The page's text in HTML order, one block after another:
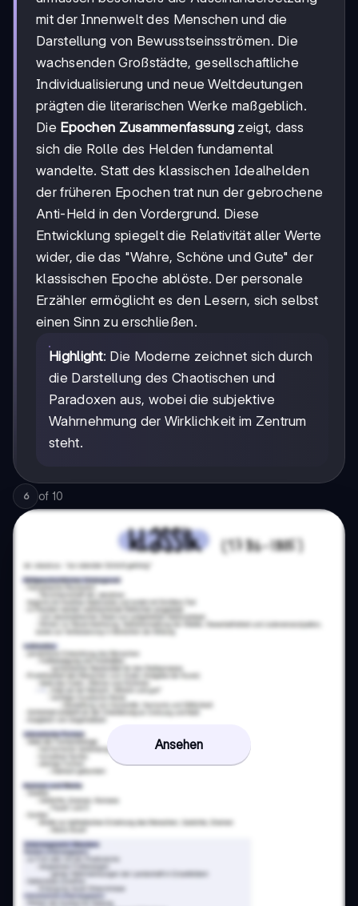
mit der Innenwelt des Menschen und die
Darstellung von Bewusstseinsströmen. Die
wachsenden Großstädte, gesellschaftliche
Individualisierung und neue Weltdeutungen
prägten die literarischen Werke maßgeblich.
Die Epochen Zusammenfassung zeigt, dass
sich die Rolle des Helden fundamental
wandelte. Statt des klassischen Idealhelden
der früheren Epochen trat nun der gebrochene
Anti-Held in den Vordergrund. Diese
Entwicklung spiegelt die Relativität aller Werte
wider, die das "Wahre, Schöne und Gute" der
klassischen Epoche ablöste. Der personale
Erzähler ermöglicht es den Lesern, sich selbst
einen Sinn zu erschließen.
Highlight: Die Moderne zeichnet sich durch
die Darstellung des Chaotischen und
Paradoxen aus, wobei die subjektive
Wahrnehmung der Wirklichkeit im Zentrum
steht.
6 of 10
Ansehen